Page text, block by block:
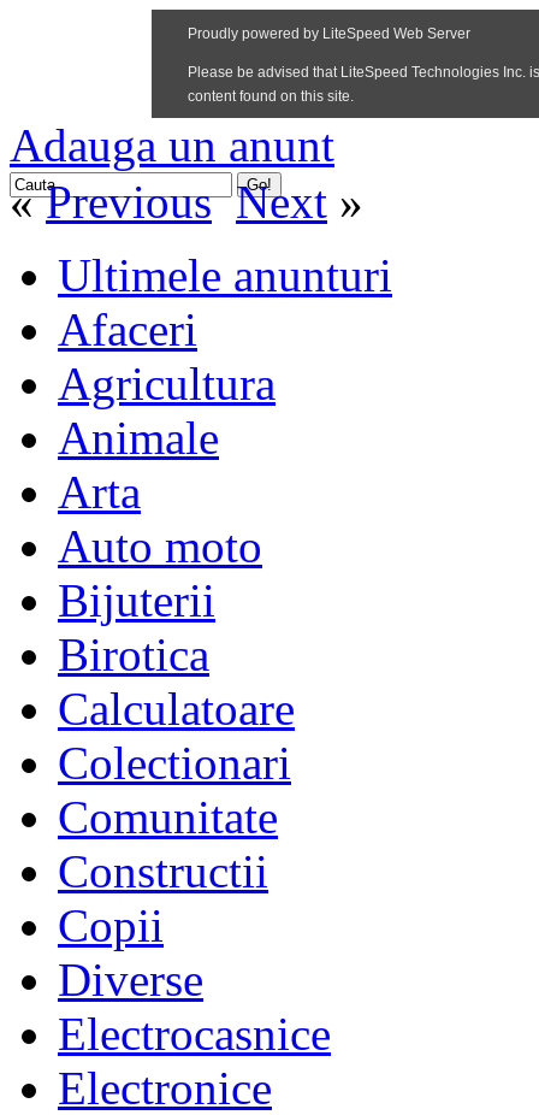
Adauga un anunt
«Previous Next »
Ultimele anunturi
Afaceri
Agricultura
Animale
Arta
Auto moto
Bijuterii
Birotica
Calculatoare
Colectionari
Comunitate
Constructii
Copii
Diverse
Electrocasnice
Electronice